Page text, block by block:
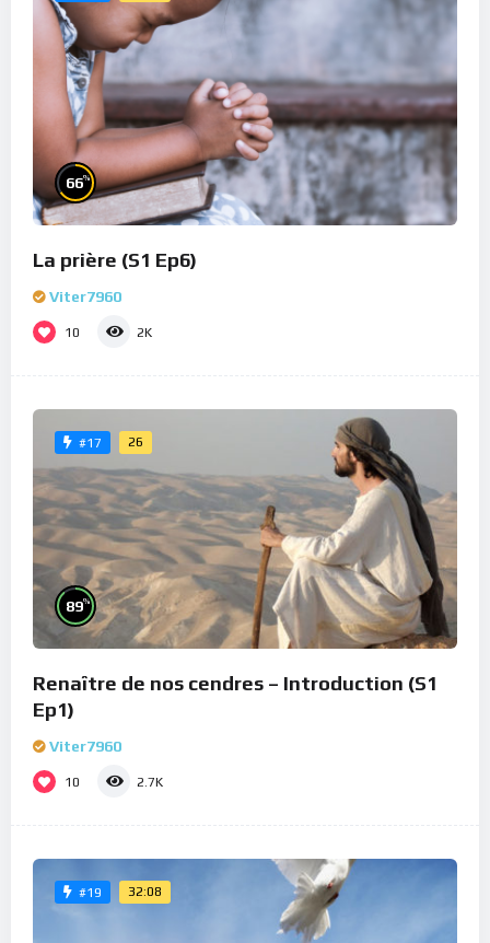
66%
La prière (S1 Ep6)
Viter7960
10 2K
#17 26
89%
Renaître de nos cendres – Introduction (S1
Ep1)
Viter7960
10 2.7K
#19 32:08